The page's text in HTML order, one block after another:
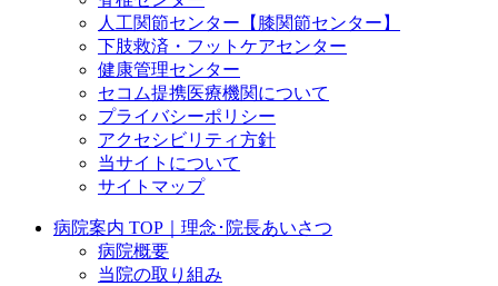
人工関節センター【膝関節センター】
下肢救済・フットケアセンター
健康管理センター
セコム提携医療機関について
プライバシーポリシー
アクセシビリティ方針
当サイトについて
サイトマップ
病院案内 TOP｜理念･院長あいさつ
病院概要
当院の取り組み